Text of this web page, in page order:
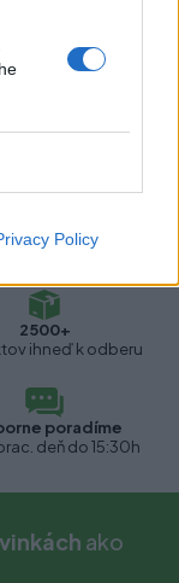
Policy
recenzie.
2500+
ihneď k odberu
poradíme
deň do 15:30h
ako